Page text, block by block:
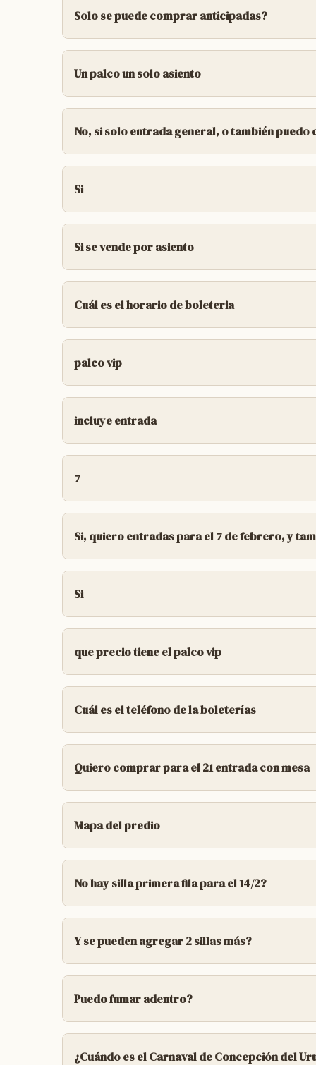
tres tipos disponibles: Palco VIP: con 2
Solo se puede comprar anticipadas?
si se puede comprar anticipadas! por
de anticipadas están a la venta online en
Un palco un solo asiento
un palco es el sector. palco vip , palco
ubicaciones en este link: https://
No, si solo entrada general, o también
la venta online puede ser anticipadas o
pagina web carnavalcdelu.fanz.com.ar
Si
los palcos tienen mesas y cada mesas
Tenes 3 filas de sillas enumeradas
Si se vende por asiento
palcos vip y oficiales son mesas con 4
Cuál es el horario de boleteria
EL HORARIO DE BOLETERIA ES LUNES
palco vip
si tenemos palco vip! tenemos 2 filas en
carnavalcdelu.fanz.com.ar las
incluye entrada
el Palco VIP no incluye la entrada al
comprar las entradas aparte.
7
perfecto! para este sábado las ubicación
Maipú
Si, quiero entradas para el 7 de febrero, y
si hay entradas para el 7 y para todas las
en horario fuera de boletería.
Si
el contacto no frecuente es INSTAGRAM
que precio tiene el palco vip
el palco vip tiene dos filas en sector pista
de $50.000 y 2 filas en sector elevado a
Cuál es el teléfono de la boleterías
disculpa! no tenemos directamente el
Quiero comprar para el 21 entrada con mesa
las entradas para el 21 de febrero y para
las ubicaciones disponibles en este
Mapa del predio
si tenemos un link del mapa del predio e
https://drive.google.com/drive/folders/
No hay silla primera fila para el 14/2?
Las entradas disponibles para el 14 de
son enumeradas, la venta de las
carnavalcdelu@gmail.com
Y se pueden agregar 2 sillas más?
SI SOLO SE PUEDE AGREGAR 1 SILLA
Puedo fumar adentro?
Si se puede fumar
¿Cuándo es el Carnaval de Concepción del